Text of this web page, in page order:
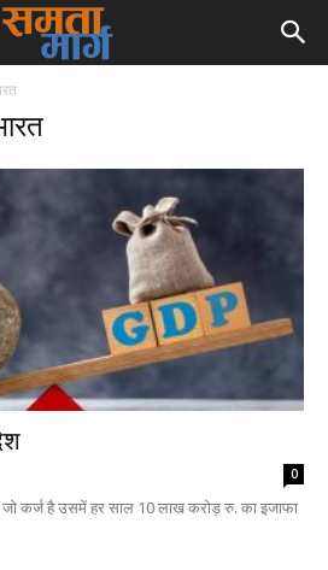
0
कर्ज है उसमें हर साल 10 लाख करोड़ रु. का इजाफा